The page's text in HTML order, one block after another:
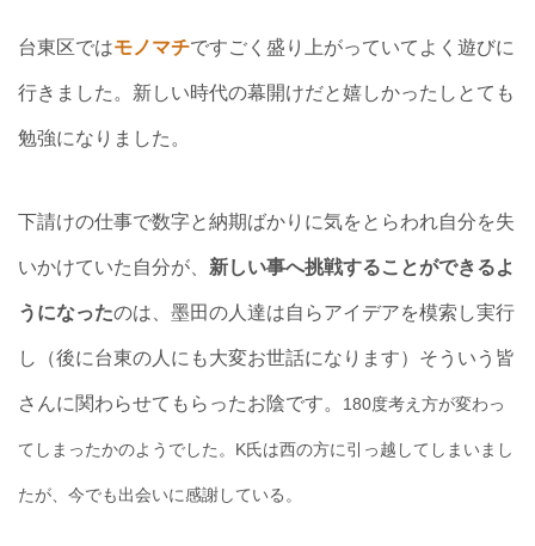
台東区ではモノマチですごく盛り上がっていてよく遊びに
行きました。新しい時代の幕開けだと嬉しかったしとても
勉強になりました。
下請けの仕事で数字と納期ばかりに気をとらわれ自分を失
いかけていた自分が、 新しい事へ挑戦することができるよ
うになったのは、墨田の人達は自らアイデアを模索し実行
し（後に台東の人にも大変お世話になります）そういう皆
さんに関わらせてもらったお陰です。 180度考え方が変わっ
てしまったかのようでした。K氏は西の方に引っ越してしまいまし
たが、今でも出会いに感謝している。